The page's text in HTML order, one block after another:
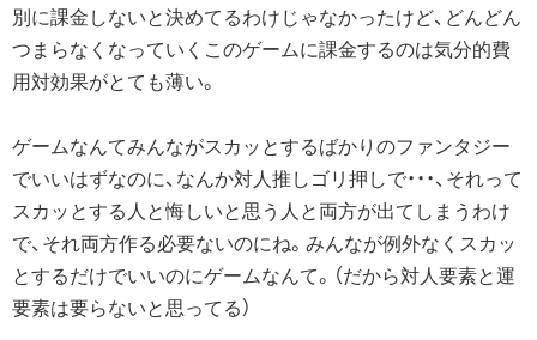
別に課金しないと決めてるわけじゃなかったけど、どんどん
つまらなくなっていくこのゲームに課金するのは気分的費
用対効果がとても薄い。
ゲームなんてみんながスカッとするばかりのファンタジー
でいいはずなのに、なんか対人推しゴリ押しで・・・、それって
スカッとする人と悔しいと思う人と両方が出てしまうわけ
で、それ両方作る必要ないのにね。みんなが例外なくスカッ
とするだけでいいのにゲームなんて。（だから対人要素と運
要素は要らないと思ってる）